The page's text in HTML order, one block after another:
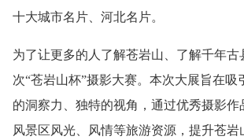
十大城市名片、河北名片。
为了让更多的人了解苍岩山、了解千年古
次“苍岩山杯”摄影大赛。本次大展旨在吸
的洞察力、独特的视角，通过优秀摄影作
风景区风光、风情等旅游资源，提升苍岩